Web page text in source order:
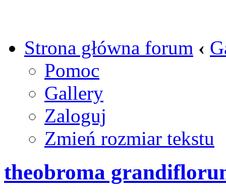
Strona główna forum ‹
Pomoc
Gallery
Zaloguj
Zmień rozmiar tekstu
theobroma